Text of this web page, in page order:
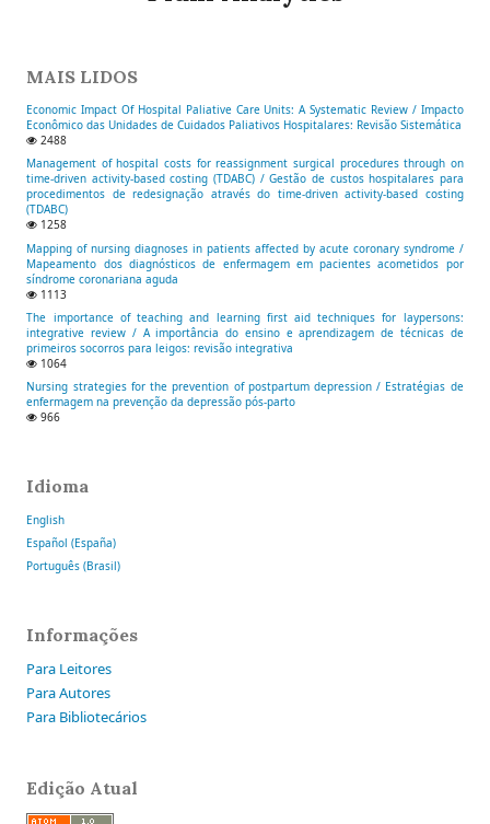
MAIS LIDOS
Economic Impact Of Hospital Paliative Care Units: A Systematic Review / Impacto
Econômico das Unidades de Cuidados Paliativos Hospitalares: Revisão Sistemática
2488
Management of hospital costs for reassignment surgical procedures through on
time-driven activity-based costing (TDABC) / Gestão de custos hospitalares para
procedimentos de redesignação através do time-driven activity-based costing
(TDABC)
1258
Mapping of nursing diagnoses in patients affected by acute coronary syndrome /
Mapeamento dos diagnósticos de enfermagem em pacientes acometidos por
síndrome coronariana aguda
1113
The importance of teaching and learning first aid techniques for laypersons:
integrative review / A importância do ensino e aprendizagem de técnicas de
primeiros socorros para leigos: revisão integrativa
1064
Nursing strategies for the prevention of postpartum depression / Estratégias de
enfermagem na prevenção da depressão pós-parto
966
Idioma
English
Español (España)
Português (Brasil)
Informações
Para Leitores
Para Autores
Para Bibliotecários
Edição Atual